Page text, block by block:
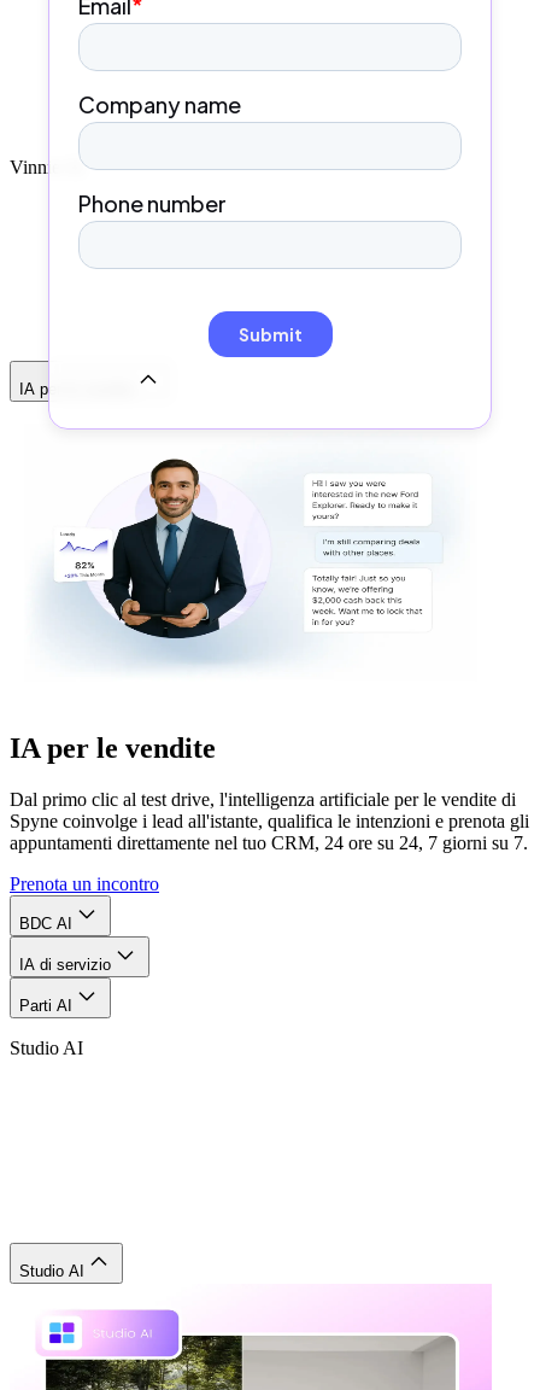
Vinnie AI
IA per le vendite
IA per le vendite
Dal primo clic al test drive, l'intelligenza artificiale per le vendite di
Spyne coinvolge i lead all'istante, qualifica le intenzioni e prenota gli
appuntamenti direttamente nel tuo CRM, 24 ore su 24, 7 giorni su 7.
Prenota un incontro
BDC AI
IA di servizio
Parti AI
Studio AI
Studio AI